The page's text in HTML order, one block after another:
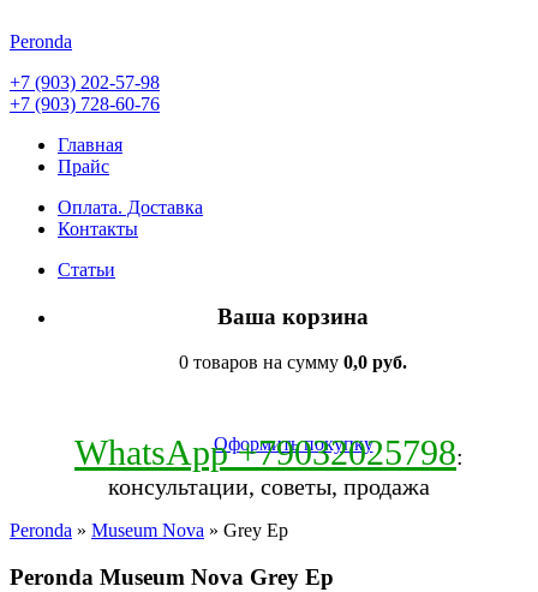
Peronda
+7 (903) 202-57-98
+7 (903) 728-60-76
Главная
Прайс
Оплата. Доставка
Контакты
Статьи
Ваша корзина
0 товаров на сумму 0,0 руб.
Оформить покупку
WhatsApp +79032025798:
консультации, советы, продажа
Peronda » Museum Nova » Grey Ep
Peronda Museum Nova Grey Ep